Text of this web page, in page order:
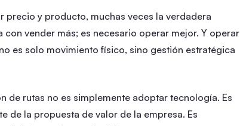
y producto, muchas veces la verdadera
vender más; es necesario operar mejor. Y operar
es solo movimiento físico, sino gestión estratégica
de rutas no es simplemente adoptar tecnología. Es
de la propuesta de valor de la empresa. Es